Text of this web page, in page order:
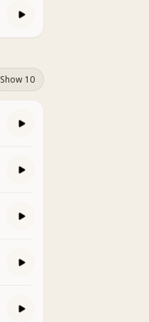
Show 10